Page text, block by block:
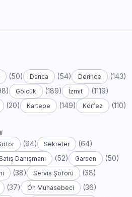
(50) Darıca (54) Derince (143)
Gölcük (189) İzmit (1119)
(20) Kartepe (149) Körfez (110)
(94) Sekreter (64)
Danışmanı (52) Garson (50)
(38) Servis Şoförü (38)
(37) Ön Muhasebeci (36)